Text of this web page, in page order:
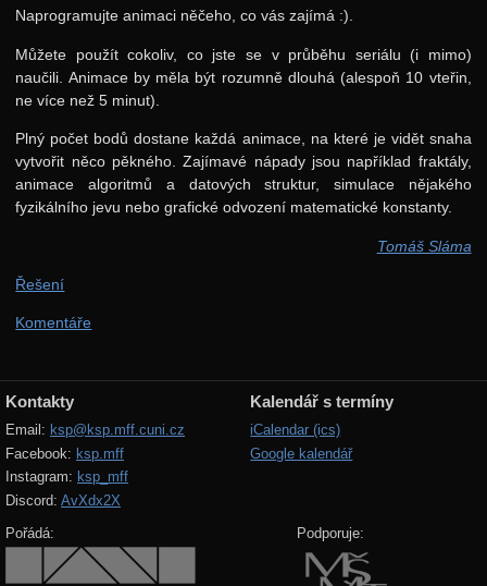
Naprogramujte animaci něčeho, co vás zajímá :).
Můžete použít cokoliv, co jste se v průběhu seriálu (i mimo)
naučili. Animace by měla být rozumně dlouhá (alespoň 10 vteřin,
ne více než 5 minut).
Plný počet bodů dostane každá animace, na které je vidět snaha
vytvořit něco pěkného. Zajímavé nápady jsou například fraktály,
animace algoritmů a datových struktur, simulace nějakého
fyzikálního jevu nebo grafické odvození matematické konstanty.
Tomáš Sláma
Řešení
Komentáře
Kontakty
Email: ksp@ksp.mff.cuni.cz
Facebook: ksp.mff
Instagram: ksp_mff
Discord: AvXdx2X
Kalendář s termíny
iCalendar (ics)
Google kalendář
Pořádá: Podporuje: